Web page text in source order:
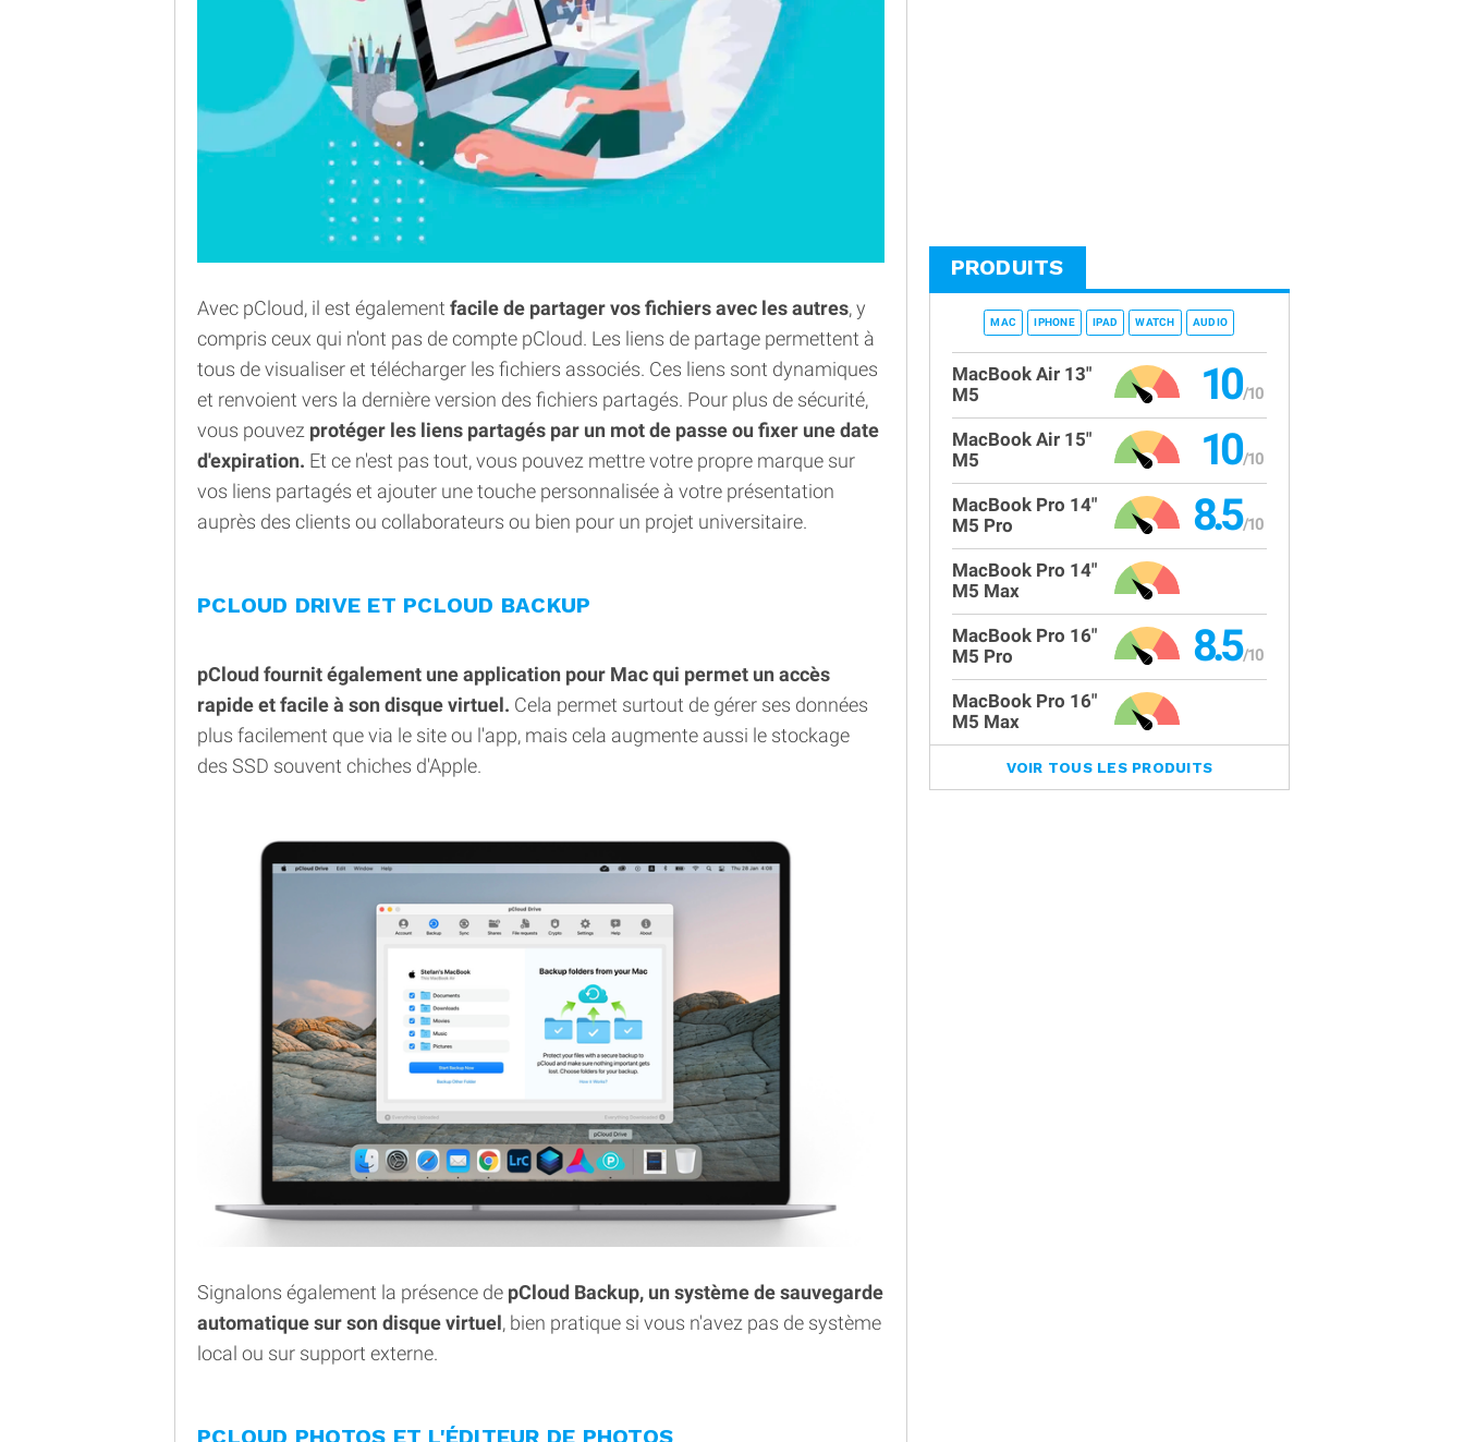
Avec pCloud, il est également facile de partager vos fichiers avec les autres, y
compris ceux qui n'ont pas de compte pCloud. Les liens de partage permettent à
tous de visualiser et télécharger les fichiers associés. Ces liens sont dynamiques
et renvoient vers la dernière version des fichiers partagés. Pour plus de sécurité,
vous pouvez protéger les liens partagés par un mot de passe ou fixer une date
d'expiration. Et ce n'est pas tout, vous pouvez mettre votre propre marque sur
vos liens partagés et ajouter une touche personnalisée à votre présentation
auprès des clients ou collaborateurs ou bien pour un projet universitaire.
PCLOUD DRIVE ET PCLOUD BACKUP
pCloud fournit également une application pour Mac qui permet un accès
rapide et facile à son disque virtuel. Cela permet surtout de gérer ses données
plus facilement que via le site ou l'app, mais cela augmente aussi le stockage
des SSD souvent chiches d'Apple.
Signalons également la présence de pCloud Backup, un système de sauvegarde
automatique sur son disque virtuel, bien pratique si vous n'avez pas de système
local ou sur support externe.
PCLOUD PHOTOS ET L'ÉDITEUR DE PHOTOS
PRODUITS
MAC IPHONE IPAD WATCH AUDIO
MacBook Air 13"
M5
10
MacBook Air 15"
M5
10
MacBook Pro 14"
M5 Pro
8.5
MacBook Pro 14"
M5 Max
MacBook Pro 16"
M5 Pro
8.5
MacBook Pro 16"
M5 Max
VOIR TOUS LES PRODUITS